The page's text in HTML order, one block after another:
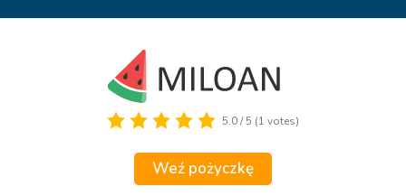
5.0 / 5 (1 votes)
Weź pożyczkę